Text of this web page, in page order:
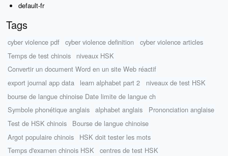
default-fr
Tags
cyber violence pdf cyber violence definition
cyber violence articles
Temps de test chinois
niveaux HSK
Convertir un document Word en un site Web réactif
export journal app data
learn alphabet part 2
niveaux de test HSK
bourse de langue chinoise Date limite de langue ch
Symbole phonétique anglais
alphabet anglais
Prononciation anglaise
Test de HSK chinois
Bourse de langue chinoise
Argot populaire chinois
HSK doit tester les mots
Temps d'examen chinois HSK
centres de test HSK